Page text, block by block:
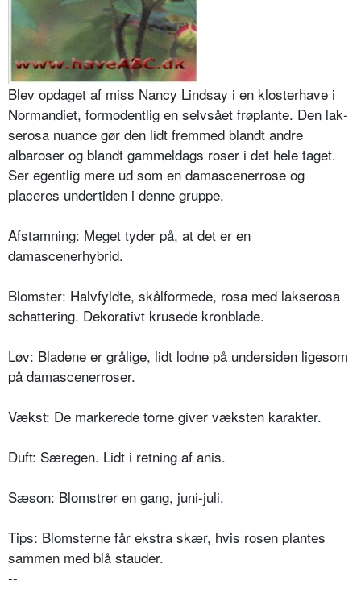
Blev opdaget af miss Nancy Lindsay i en klosterhave i
Normandiet, formo­dentlig en selvsået frøplante. Den lak­
serosa nuance gør den lidt fremmed blandt andre
albaroser og blandt gam­meldags roser i det hele taget.
Ser egentlig mere ud som en damascener­rose og
placeres undertiden i denne gruppe.
Afstamning: Meget tyder på, at det er en
damascenerhybrid.
Blomster: Halvfyldte, skålformede, ro­sa med lakserosa
schattering. Dekora­tivt krusede kronblade.
Løv: Bladene er grålige, lidt lodne på undersiden ligesom
på damascenerro­ser.
Vækst: De markerede torne giver væksten karakter.
Duft: Særegen. Lidt i retning af anis.
Sæson: Blomstrer en gang, juni-juli.
Tips: Blomsterne får ekstra skær, hvis rosen plantes
sammen med blå stauder.
--